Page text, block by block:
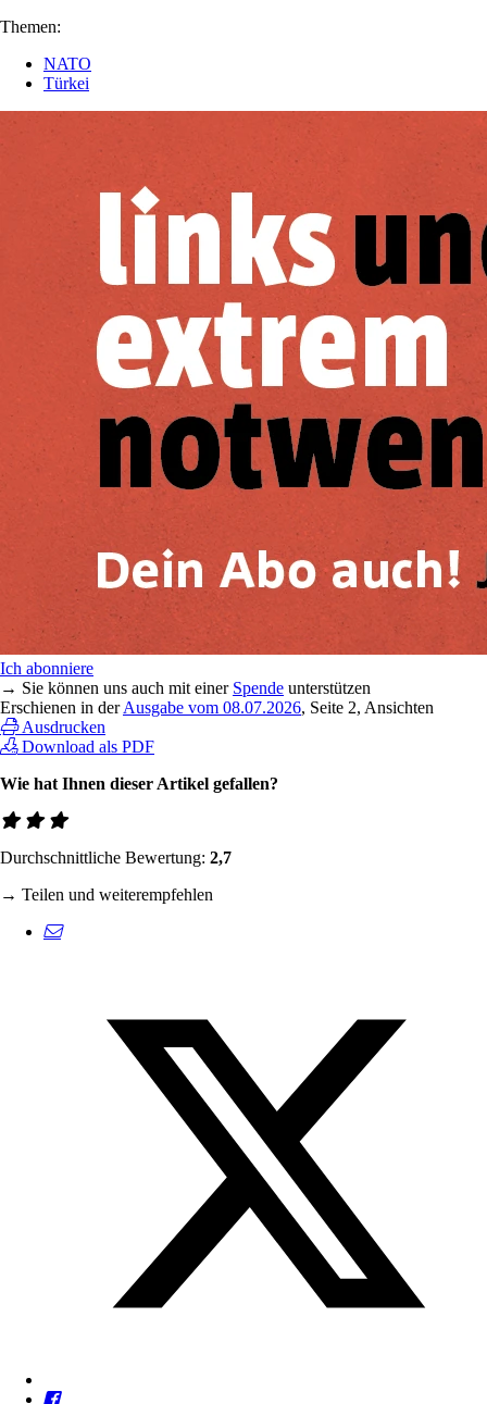
Themen:
NATO
Türkei
Ich abonniere
→ Sie können uns auch mit einer Spende unterstützen
Erschienen in derAusgabe vom 08.07.2026, Seite 2, Ansichten
Ausdrucken
Download als PDF
Wie hat Ihnen dieser Artikel gefallen?
Durchschnittliche Bewertung: 2,7
→ Teilen und weiterempfehlen